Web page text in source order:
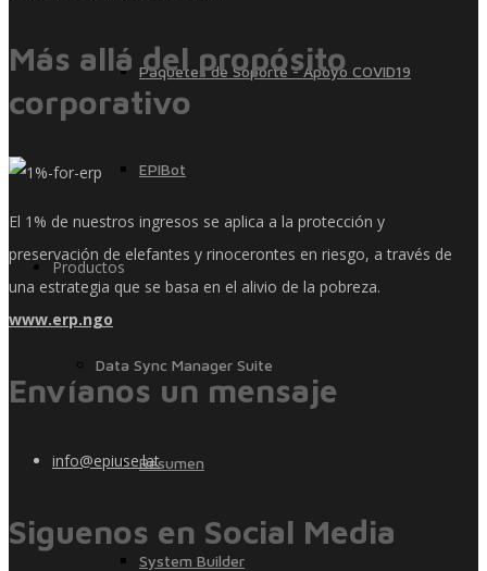
Paquetes de Soporte - Apoyo COVID19
EPIBot
Productos
Data Sync Manager Suite
Resumen
System Builder
Más allá del propósito
corporativo
El 1% de nuestros ingresos se aplica a la protección y
preservación de elefantes y rinocerontes en riesgo, a través de
una estrategia que se basa en el alivio de la pobreza.
www.erp.ngo
Envíanos un mensaje
info@epiuse.lat
Siguenos en Social Media